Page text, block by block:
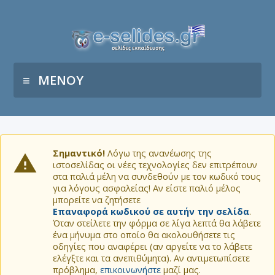
ΜΕΝΟΥ
Σημαντικό! Λόγω της ανανέωσης της
ιστοσελίδας οι νέες τεχνολογίες δεν επιτρέπουν
στα παλιά μέλη να συνδεθούν με τον κωδικό τους
για λόγους ασφαλείας! Αν είστε παλιό μέλος
μπορείτε να ζητήσετε
Επαναφορά κωδικού σε αυτήν την σελίδα.
Όταν στείλετε την φόρμα σε λίγα λεπτά θα λάβετε
ένα μήνυμα στο οποίο θα ακολουθήσετε τις
οδηγίες που αναφέρει (αν αργείτε να το λάβετε
ελέγξτε και τα ανεπιθύμητα). Αν αντιμετωπίσετε
πρόβλημα, επικοινωνήστε μαζί μας.